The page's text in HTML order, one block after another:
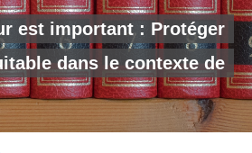
est important : Protéger
dans le contexte de